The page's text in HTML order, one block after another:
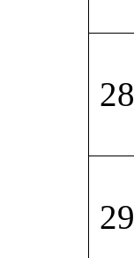
28
29